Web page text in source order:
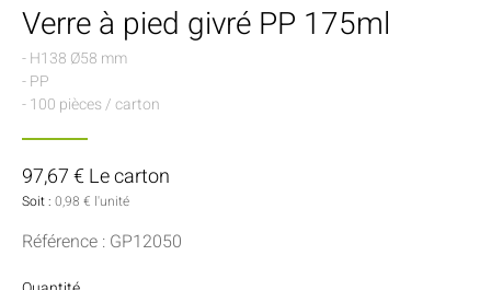
Verre à pied givré PP 175ml
- H138 Ø58 mm
- PP
- 100 pièces / carton
97,67 € Le carton
Soit : 0,98 € l'unité
Référence : GP12050